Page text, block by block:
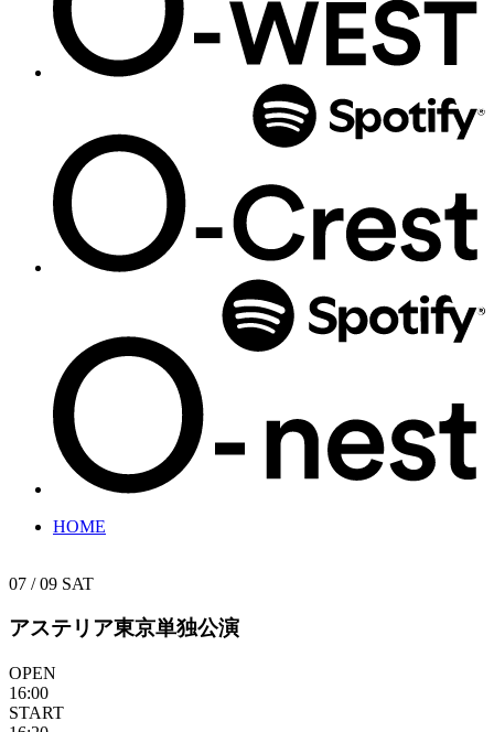
HOME
07 / 09 SAT
アステリア東京単独公演
OPEN
16:00
START